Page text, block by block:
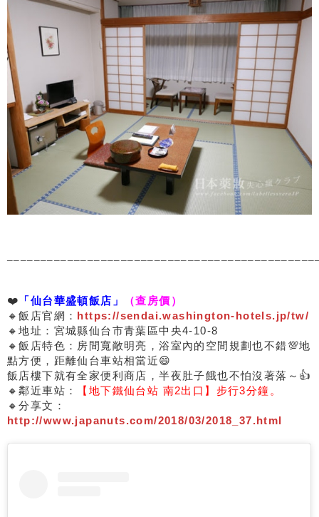
❤️ 「仙台華盛頓飯店」
（查房價）
🔸飯店官網： https://sendai.washington-hotels.jp/tw/
🔸地址：宮城縣仙台市青葉區中央4-10-8
🔸飯店特色：房間寬敞明亮，浴室內的空間規劃也不錯💯地
點方便，距離仙台車站相當近😄
飯店樓下就有全家便利商店，半夜肚子餓也不怕沒著落～👍
🔸鄰近車站：
【地下鐵仙台站 南2出口】步行3分鐘。
🔸分享文：
http://www.japanuts.com/2018/03/2018_37.html